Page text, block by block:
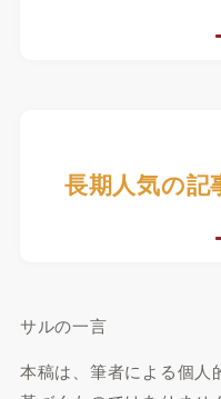
長期人気の記
サルの一言
本稿は、筆者による個人